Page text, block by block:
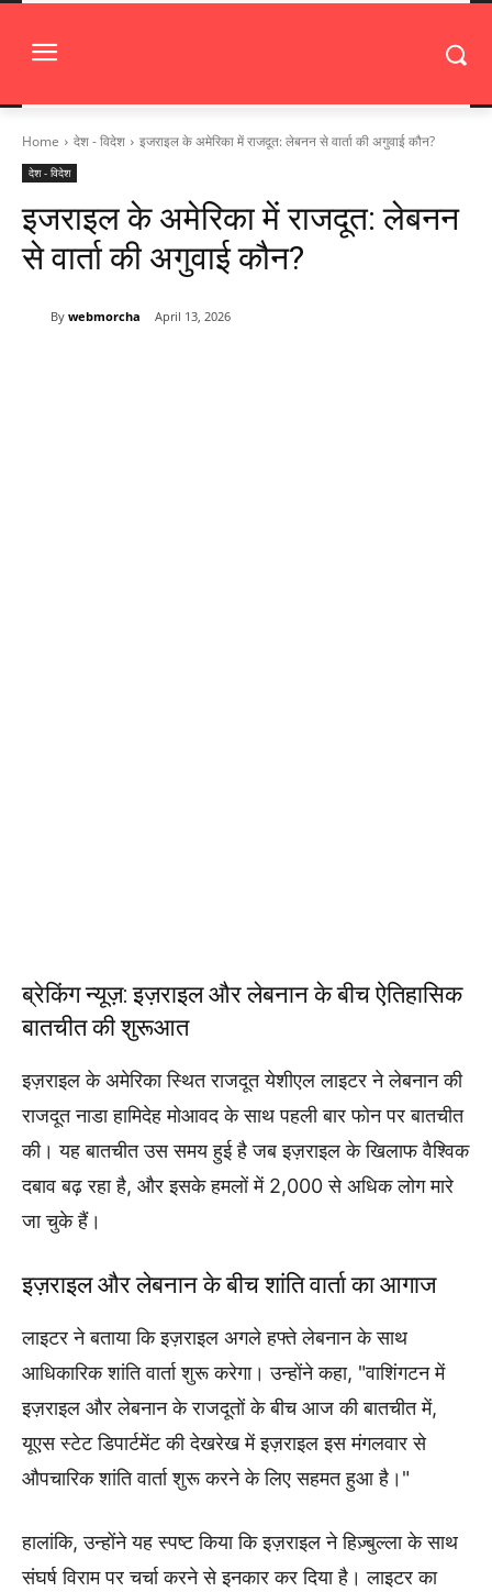
Home देश - विदेश इजराइल के अमेरिका में राजदूत: लेबनन से वार्ता की अगुवाई कौन?
देश - विदेश
इजराइल के अमेरिका में राजदूत: लेबनन
से वार्ता की अगुवाई कौन?
By webmorcha April 13, 2026
ब्रेकिंग न्यूज़: इज़राइल और लेबनान के बीच ऐतिहासिक
बातचीत की शुरूआत
इज़राइल के अमेरिका स्थित राजदूत येशीएल लाइटर ने लेबनान की
राजदूत नाडा हामिदेह मोआवद के साथ पहली बार फोन पर बातचीत
की। यह बातचीत उस समय हुई है जब इज़राइल के खिलाफ वैश्विक
दबाव बढ़ रहा है, और इसके हमलों में 2,000 से अधिक लोग मारे
जा चुके हैं।
इज़राइल और लेबनान के बीच शांति वार्ता का आगाज
लाइटर ने बताया कि इज़राइल अगले हफ्ते लेबनान के साथ
आधिकारिक शांति वार्ता शुरू करेगा। उन्होंने कहा, "वाशिंगटन में
इज़राइल और लेबनान के राजदूतों के बीच आज की बातचीत में,
यूएस स्टेट डिपार्टमेंट की देखरेख में इज़राइल इस मंगलवार से
औपचारिक शांति वार्ता शुरू करने के लिए सहमत हुआ है।"
हालांकि, उन्होंने यह स्पष्ट किया कि इज़राइल ने हिज़्बुल्ला के साथ
संघर्ष विराम पर चर्चा करने से इनकार कर दिया है। लाइटर का